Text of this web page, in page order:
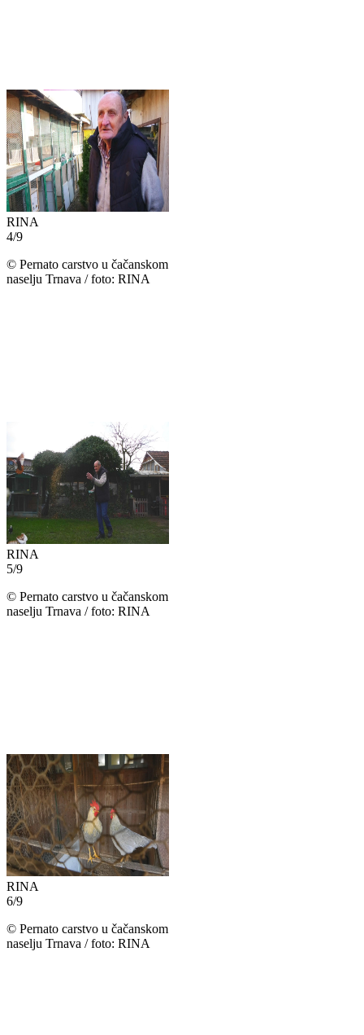
RINA
4/9
© Pernato carstvo u čačanskom
naselju Trnava / foto: RINA
RINA
5/9
© Pernato carstvo u čačanskom
naselju Trnava / foto: RINA
RINA
6/9
© Pernato carstvo u čačanskom
naselju Trnava / foto: RINA